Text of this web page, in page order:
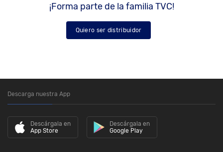
¡Forma parte de la familia TVC!
Quiero ser distribuidor
Descarga nuestra App
Descárgala en
App Store
Descárgala en
Google Play